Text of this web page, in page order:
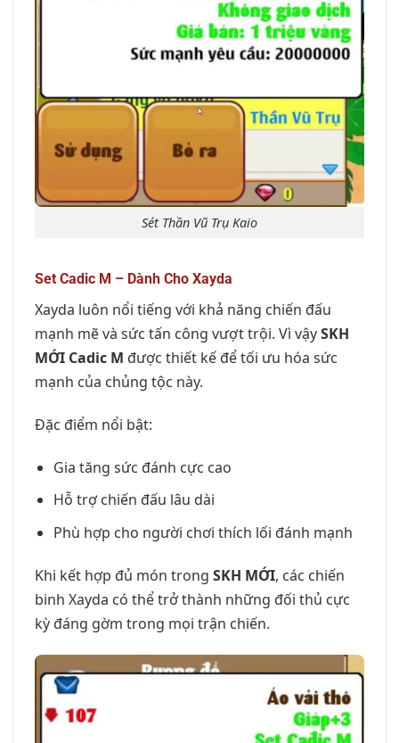
Sét Thần Vũ Trụ Kaio
Set Cadic M – Dành Cho Xayda
Xayda luôn nổi tiếng với khả năng chiến đấu
mạnh mẽ và sức tấn công vượt trội. Vì vậySKH
MỚI Cadic M được thiết kế để tối ưu hóa sức
mạnh của chủng tộc này.
Đặc điểm nổi bật:
Gia tăng sức đánh cực cao
Hỗ trợ chiến đấu lâu dài
Phù hợp cho người chơi thích lối đánh mạnh
Khi kết hợp đủ món trong SKH MỚI, các chiến
binh Xayda có thể trở thành những đối thủ cực
kỳ đáng gờm trong mọi trận chiến.